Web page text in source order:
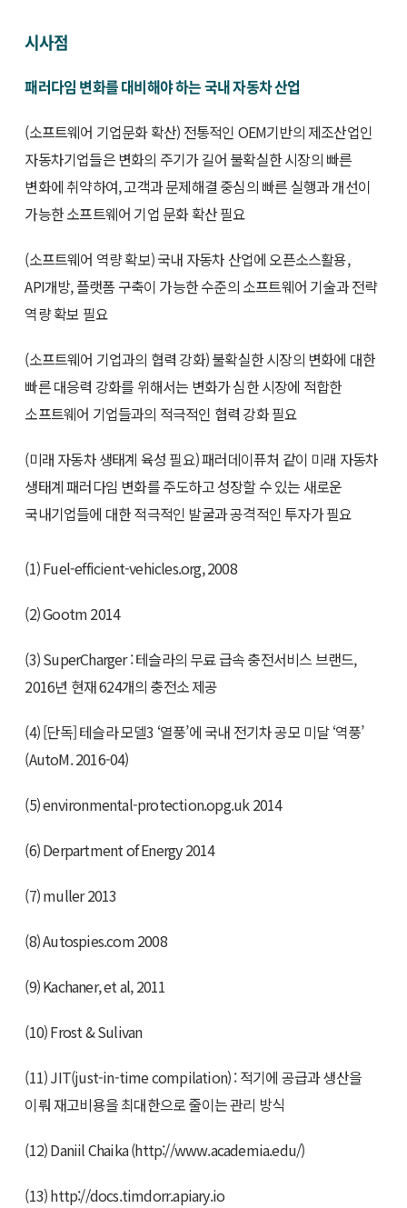
시사점
패러다임 변화를 대비해야 하는 국내 자동차 산업
(소프트웨어 기업문화 확산) 전통적인 OEM기반의 제조산업인
자동차기업들은 변화의 주기가 길어 불확실한 시장의 빠른
변화에 취약하여, 고객과 문제해결 중심의 빠른 실행과 개선이
가능한 소프트웨어 기업 문화 확산 필요
(소프트웨어 역량 확보) 국내 자동차 산업에 오픈소스활용,
API개방, 플랫폼 구축이 가능한 수준의 소프트웨어 기술과 전략
역량 확보 필요
(소프트웨어 기업과의 협력 강화) 불확실한 시장의 변화에 대한
빠른 대응력 강화를 위해서는 변화가 심한 시장에 적합한
소프트웨어 기업들과의 적극적인 협력 강화 필요
(미래 자동차 생태계 육성 필요) 패러데이퓨처 같이 미래 자동차
생태계 패러다임 변화를 주도하고 성장할 수 있는 새로운
국내기업들에 대한 적극적인 발굴과 공격적인 투자가 필요
(1) Fuel-efficient-vehicles.org, 2008
(2) Gootm 2014
(3) SuperCharger : 테슬라의 무료 급속 충전서비스 브랜드,
2016년 현재 624개의 충전소 제공
(4) [단독] 테슬라 모델3 ‘열풍’에 국내 전기차 공모 미달 ‘역풍’
(AutoM. 2016-04)
(5) environmental-protection.opg.uk 2014
(6) Derpartment of Energy 2014
(7) muller 2013
(8) Autospies.com 2008
(9) Kachaner, et al, 2011
(10) Frost & Sulivan
(11) JIT(just-in-time compilation) : 적기에 공급과 생산을
이뤄 재고비용을 최대한으로 줄이는 관리 방식
(12) Daniil Chaika (http://www.academia.edu/)
(13) http://docs.timdorr.apiary.io